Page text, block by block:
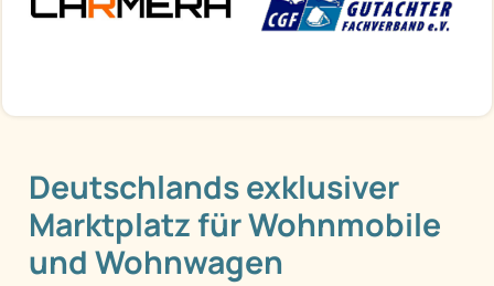
Deutschlands exklusiver
Marktplatz für Wohnmobile
und Wohnwagen